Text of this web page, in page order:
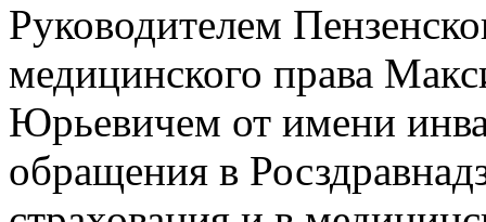
Руководителем
медицинского права
Юрьевичем от имени
обращения в